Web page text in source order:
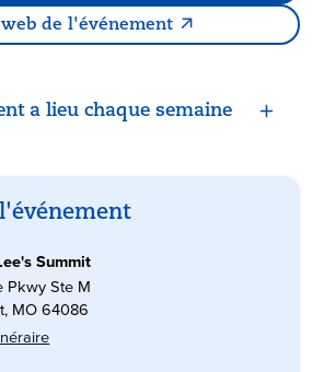
de l'événement
a lieu chaque semaine
Summit
Pkwy Ste M
MO 64086